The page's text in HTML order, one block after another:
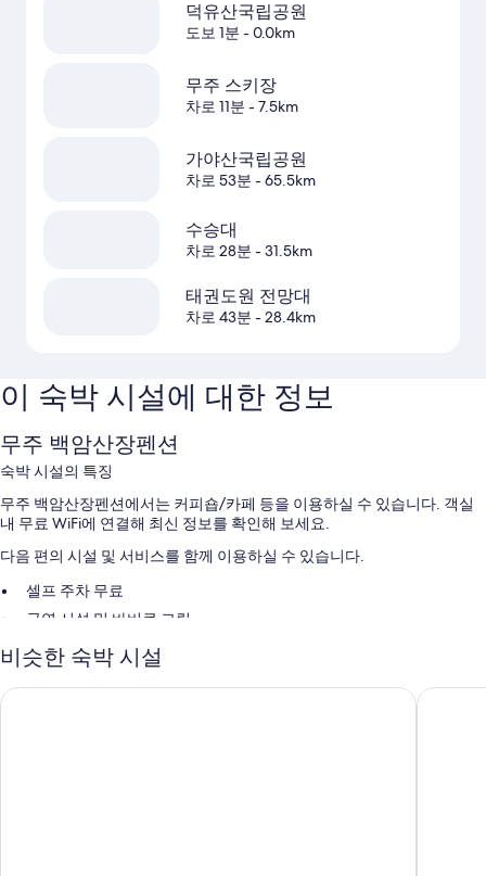
덕유산국립공원
도보 1분 - 0.0km
무주 스키장
차로 11분 - 7.5km
가야산국립공원
차로 53분 - 65.5km
수승대
차로 28분 - 31.5km
태권도원 전망대
차로 43분 - 28.4km
이 숙박 시설에 대한 정보
무주 백암산장펜션
숙박 시설의 특징
무주 백암산장펜션에서는 커피숍/카페 등을 이용하실 수 있습니다. 객실
내 무료 WiFi에 연결해 최신 정보를 확인해 보세요.
다음 편의 시설 및 서비스를 함께 이용하실 수 있습니다.
셀프 주차 무료
금연 시설 및 바비큐 그릴
객실 특징
무주 백암산장펜션의 모든 객실에는 편안하고 여유로운 숙박을 위해 무료
비슷한 숙박 시설
체리스펜션 무주리